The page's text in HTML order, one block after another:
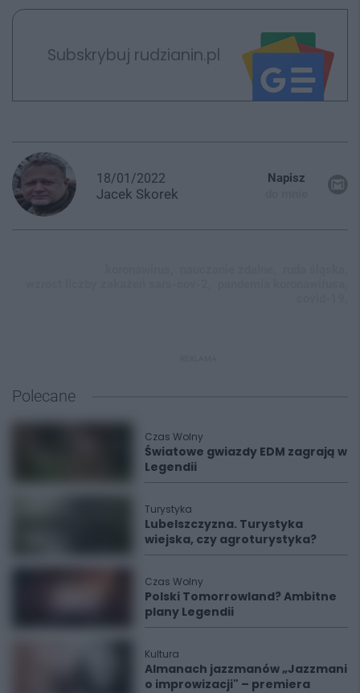
Subskrybuj rudzianin.pl
18/01/2022
Jacek Skorek
Napisz
Polecane
Czas Wolny
Światowe gwiazdy EDM zagrają w
Legendii
Turystyka
Lubelszczyzna. Turystyka
wiejska, czy agroturystyka?
Czas Wolny
Polski Tomorrowland? Ambitne
plany Legendii
Kultura
Almanach jazzmanów „Jazzmani
o improwizacji" – premiera